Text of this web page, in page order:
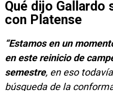
Qué dijo Gallardo
con Platense
“Estamos en un
en este reinicio de
semestre, en eso
búsqueda de la